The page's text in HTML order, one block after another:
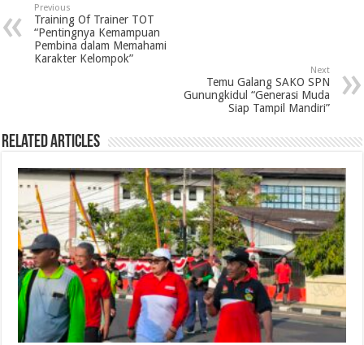
Previous
Training Of Trainer TOT
“Pentingnya Kemampuan
Pembina dalam Memahami
Karakter Kelompok”
Next
Temu Galang SAKO SPN
Gunungkidul “Generasi Muda
Siap Tampil Mandiri”
Related Articles